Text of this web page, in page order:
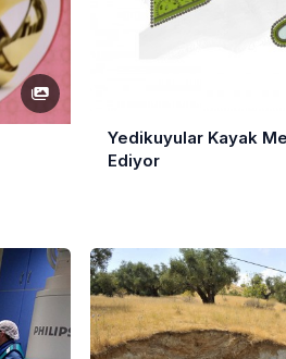
Yedikuyular Kayak
Ediyor